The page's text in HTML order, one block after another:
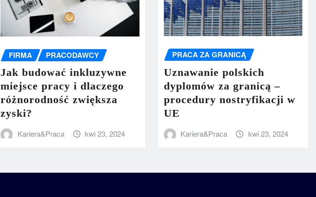
FIRMA PRACODAWCY
Jak budować inkluzywne
miejsce pracy i dlaczego
różnorodność zwiększa
zyski?
Kariera&Praca kwi 23, 2024
PRACA ZA GRANICĄ
Uznawanie polskich
dyplomów za granicą –
procedury nostryfikacji w
UE
Kariera&Praca kwi 23, 2024